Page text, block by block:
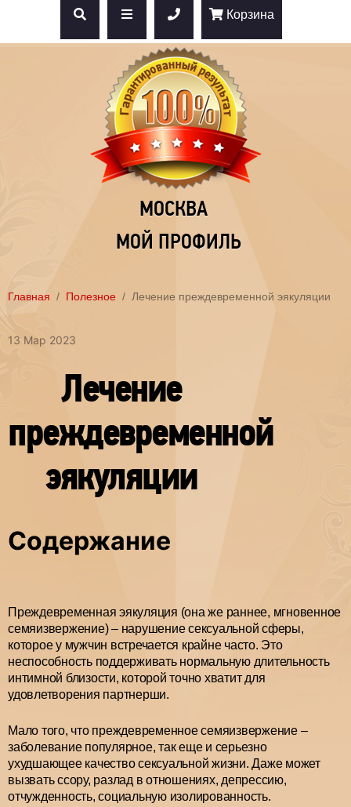
Корзина
МОСКВА
МОЙ ПРОФИЛЬ
Главная Полезное Лечение преждевременной эякуляции
13 Мар 2023
Лечение
преждевременной
эякуляции
Содержание
Преждевременная эякуляция (она же раннее, мгновенное
семяизвержение) – нарушение сексуальной сферы,
которое у мужчин встречается крайне часто. Это
неспособность поддерживать нормальную длительность
интимной близости, которой точно хватит для
удовлетворения партнерши.
Мало того, что преждевременное семяизвержение –
заболевание популярное, так еще и серьезно
ухудшающее качество сексуальной жизни. Даже может
вызвать ссору, разлад в отношениях, депрессию,
отчужденность, социальную изолированность.